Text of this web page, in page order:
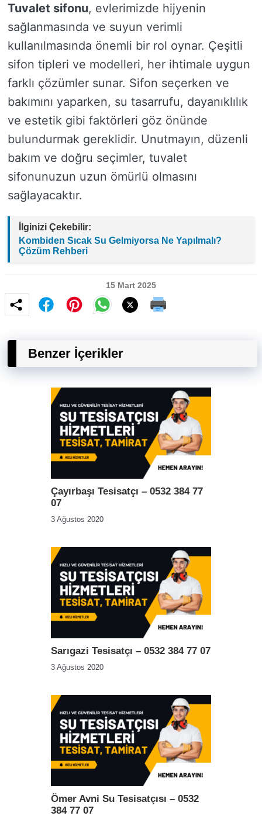
Tuvalet sifonu, evlerimizde hijyenin
sağlanmasında ve suyun verimli
kullanılmasında önemli bir rol oynar. Çeşitli
sifon tipleri ve modelleri, her ihtimale uygun
farklı çözümler sunar. Sifon seçerken ve
bakımını yaparken, su tasarrufu, dayanıklılık
ve estetik gibi faktörleri göz önünde
bulundurmak gereklidir. Unutmayın, düzenli
bakım ve doğru seçimler, tuvalet
sifonunuzun uzun ömürlü olmasını
sağlayacaktır.
İlginizi Çekebilir:
Kombiden Sıcak Su Gelmiyorsa Ne Yapılmalı?
Çözüm Rehberi
15 Mart 2025
Benzer İçerikler
Çayırbaşı Tesisatçı – 0532 384 77
07
3 Ağustos 2020
Sarıgazi Tesisatçı – 0532 384 77 07
3 Ağustos 2020
Ömer Avni Su Tesisatçısı – 0532
384 77 07